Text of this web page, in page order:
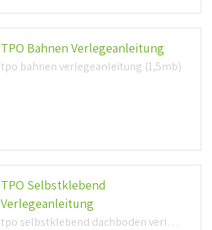
TPO Bahnen Verlegeanleitung
tpo bahnen verlegeanleitung (1,5mb)
TPO Selbstklebend
Verlegeanleitung
tpo selbstklebend dachboden verlegeanleitung (368,5kb)